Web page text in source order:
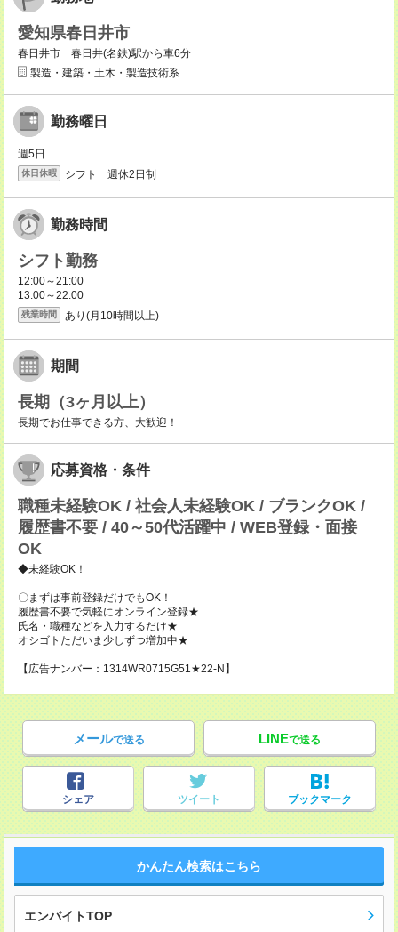
愛知県春日井市
春日井市 春日井(名鉄)駅から車6分
製造・建築・土木・製造技術系
勤務曜日
週5日
休日休暇 シフト 週休2日制
勤務時間
シフト勤務
12:00～21:00
13:00～22:00
残業時間 あり(月10時間以上)
期間
長期（3ヶ月以上）
長期でお仕事できる方、大歓迎！
応募資格・条件
職種未経験OK / 社会人未経験OK / ブランクOK /
履歴書不要 / 40～50代活躍中 / WEB登録・面接
OK
◆未経験OK！
〇まずは事前登録だけでもOK！
履歴書不要で気軽にオンライン登録★
氏名・職種などを入力するだけ★
オシゴトただいま少しずつ増加中★
【広告ナンバー：1314WR0715G51★22-N】
メールで送る LINEで送る
シェア ツイート ブックマーク
かんたん検索はこちら
エンバイトTOP